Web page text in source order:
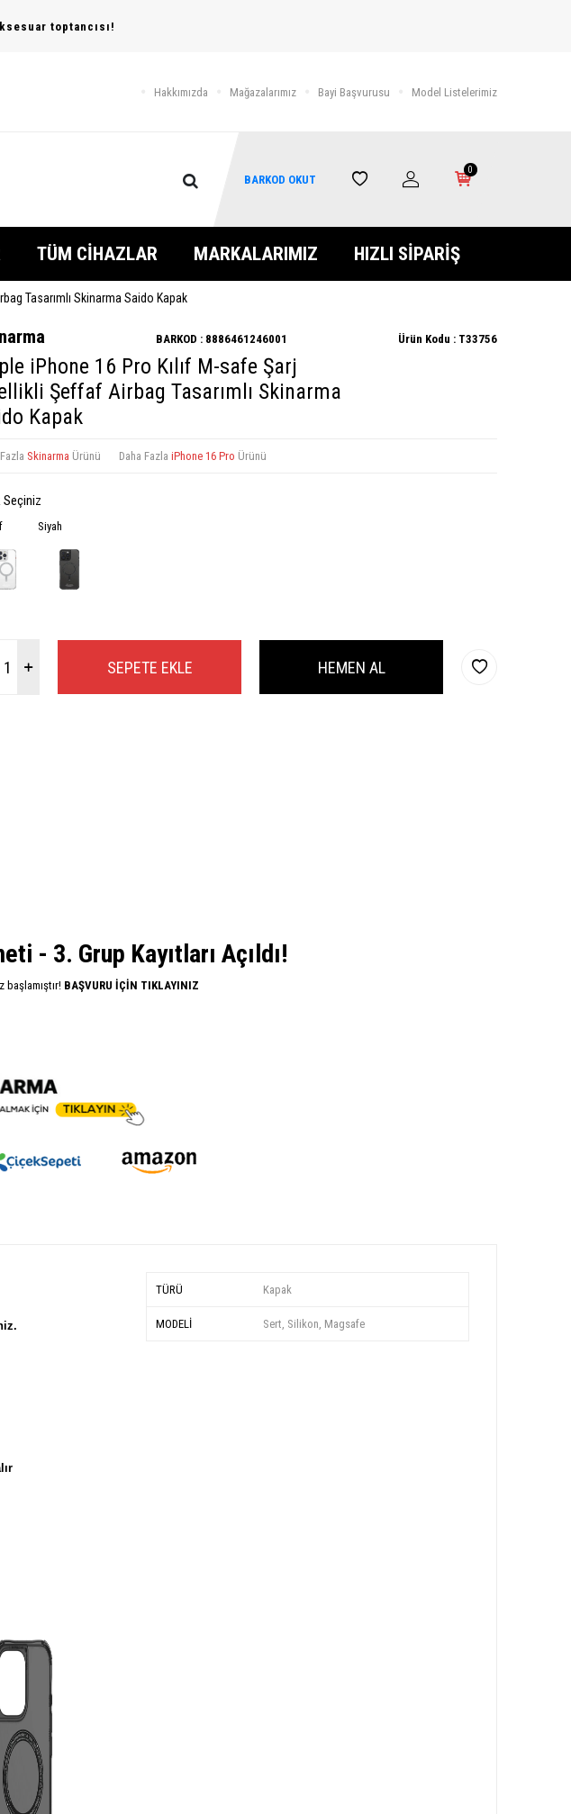
toptancısı!
Hakkımızda Mağazalarımız Bayi Başvurusu Model Listelerimiz
BARKOD OKUT
0
TÜM CİHAZLAR MARKALARIMIZ HIZLI SİPARİŞ
Tasarımlı Skinarma Saido Kapak
BARKOD : 8886461246001 Ürün Kodu : T33756
iPhone 16 Pro Kılıf M-safe Şarj
Şeffaf Airbag Tasarımlı Skinarma
Kapak
Skinarma Ürünü Daha Fazla iPhone 16 Pro Ürünü
Seçiniz
Siyah
SEPETE EKLE HEMEN AL
- 3. Grup Kayıtları Açıldı!
BAŞVURU İÇİN TIKLAYINIZ
TÜRÜ Kapak
MODELİ Sert, Silikon, Magsafe